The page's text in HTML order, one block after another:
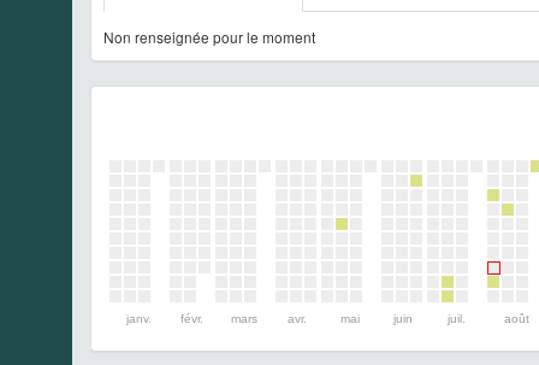
Non renseignée pour le moment
janv. févr. mars avr. mai juin juil. août